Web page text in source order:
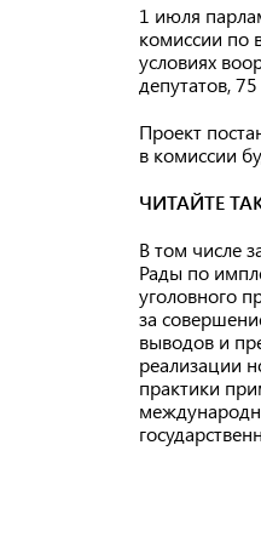
1 июля
комиссии по
условиях
депутатов,
Проект
в комиссии
ЧИТАЙТЕ
В том числе
Рады по
уголовного
за
выводов и
реализации
практики